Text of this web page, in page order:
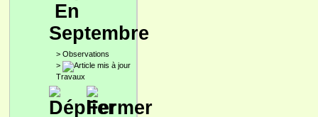
En
Septembre
> Observations
>
Travaux